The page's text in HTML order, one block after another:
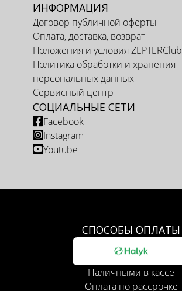
ИНФОРМАЦИЯ
Договор публичной оферты
Оплата, доставка, возврат
Положения и условия ZEPTERClub
Политика обработки и хранения
персональных данных
Сервисный центр
СОЦИАЛЬНЫЕ СЕТИ
Facebook
Instagram
Youtube
СПОСОБЫ ОПЛАТЫ
Наличными в кассе
Оплата по рассрочке